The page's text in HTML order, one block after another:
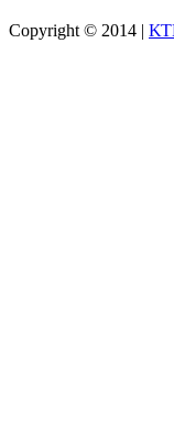
Copyright © 2014 |